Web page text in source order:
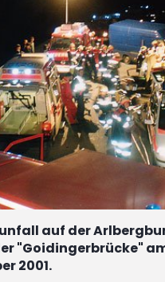
auf der
"Goidingerbrücke"
2001.